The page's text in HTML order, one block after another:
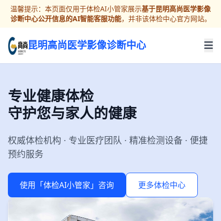
温馨提示：本页面仅用于体检AI小管家展示基于昆明高尚医学影像
诊断中心公开信息的AI智能客服功能，并非该体检中心官方网站。
昆明高尚医学影像诊断中心
专业健康体检
守护您与家人的健康
权威体检机构 · 专业医疗团队 · 精准检测设备 · 便捷
预约服务
使用「体检AI小管家」咨询 更多体检中心